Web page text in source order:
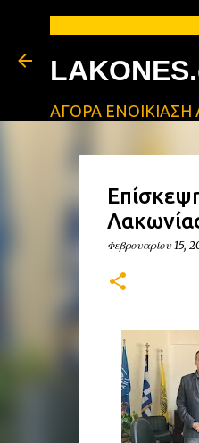
ΑΓΟΡΑ ΕΝΟΙΚΙΑΣΗ
Φεβρουαρίου 15,